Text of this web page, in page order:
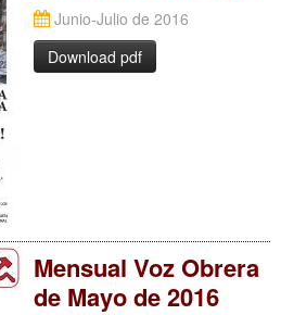
Junio-Julio de 2016
Download pdf
Mensual Voz Obrera
de Mayo de 2016